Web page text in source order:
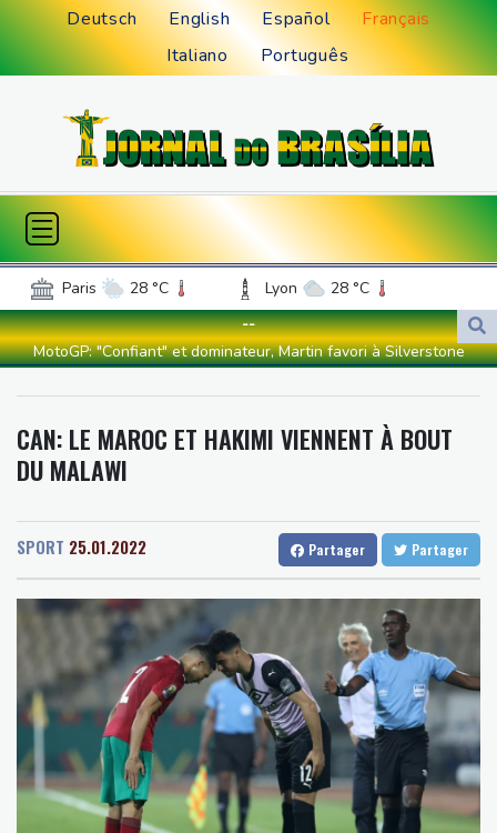
Deutsch English Español
Français
Italiano
Português
Paris 28 °C Lyon
28 °C
Lille
24 °C Monaco
29 °C
Bordeaux
25 °C Luxembourg
24 °C
Burkina Faso
25 °C Guinea
25 °C
Mali
Gabon
25 °C Kamerun
22 °C
Madagascar
9 °C
Congo
29 °C Cayenne
24 °C
French Guiana
35 °C
Bruxelles
23 °C Vancouver
22 °C
Monte-Carlo
28 °C
--
MotoGP: "Confiant" et dominateur, Martin favori à Silverstone
Retour timide des touristes au Porge, encore meurtri par le
mégafeu
dans des frappes dans la région de Kiev
Que peut-on attendre du pacte de défense scellé par Ryad,
Ankara et Islamabad?
Foot: le père et agent de Lionel Messi décède à l'âge de 68 ans
Hongrie : le "juge qui a dit non" à Orban choisi par le camp
Magyar pour devenir président
Euro de natation: Léon Marchand forfait sur les 200 et 400 m
quatre nages
Angleterre: le milieu brésilien Bruno Guimaraes rejoint Arsenal
Tour de France: la lauréate sortante Pauline Ferrand-Prévot
CAN: LE MAROC ET HAKIMI VIENNENT À BOUT
DU MALAWI
SPORT 25.01.2022 Partager Partager